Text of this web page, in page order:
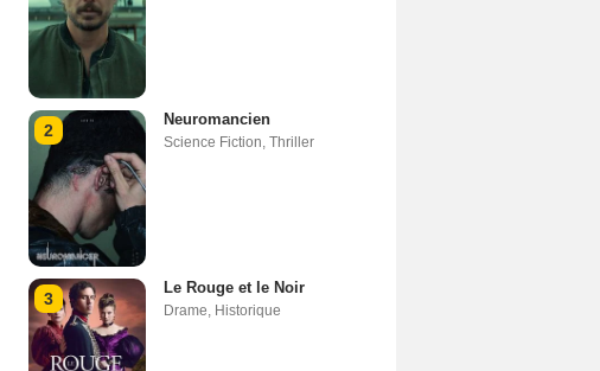
2
Neuromancien
Science Fiction, Thriller
3
Le Rouge et le Noir
Drame, Historique